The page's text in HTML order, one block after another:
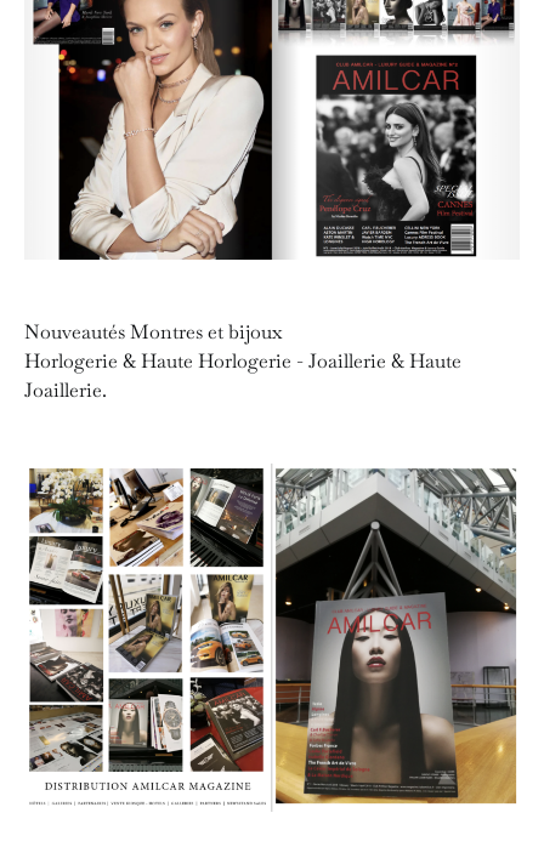
Nouveautés Montres et bijoux
Horlogerie & Haute Horlogerie - Joaillerie & Haute
Joaillerie.